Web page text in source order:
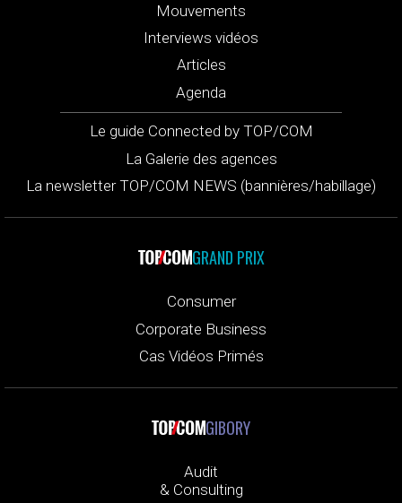
Mouvements
Interviews vidéos
Articles
Agenda
Le guide Connected by TOP/COM
La Galerie des agences
La newsletter TOP/COM NEWS (bannières/habillage)
GRAND PRIX
Consumer
Corporate Business
Cas Vidéos Primés
GIBORY
Audit
& Consulting